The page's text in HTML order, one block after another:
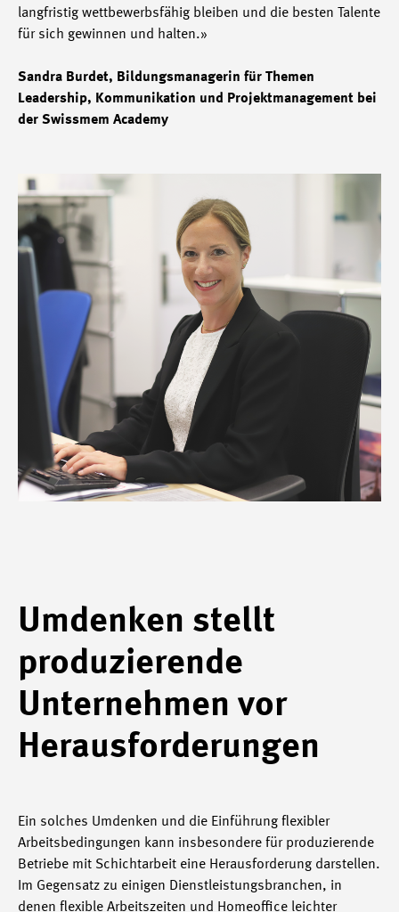
langfristig wettbewerbsfähig bleiben und die besten Talente
für sich gewinnen und halten.»
Sandra Burdet, Bildungsmanagerin für Themen
Leadership, Kommunikation und Projektmanagement bei
der Swissmem Academy
Umdenken stellt
produzierende
Unternehmen vor
Herausforderungen
Ein solches Umdenken und die Einführung flexibler
Arbeitsbedingungen kann insbesondere für produzierende
Betriebe mit Schichtarbeit eine Herausforderung darstellen.
Im Gegensatz zu einigen Dienstleistungsbranchen, in
denen flexible Arbeitszeiten und Homeoffice leichter